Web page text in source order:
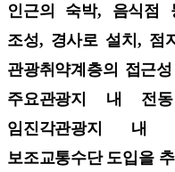
인근의 숙박, 음식점
조성, 경사로 설치, 점
관광취약계층의 접근
주요관광지 내 전
임진각관광지 내
보조교통수단 도입을